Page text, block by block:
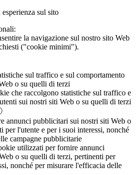
sul sito
la navigazione sul nostro sito Web
("cookie minimi").
sul traffico e sul comportamento
o su quelli di terzi
che raccolgono statistiche sul traffico e
sui nostri siti Web o su quelli di terzi
annunci pubblicitari sui nostri siti Web o
per l'utente e per i suoi interessi, nonché
campagne pubblicitarie
utilizzati per fornire annunci
o su quelli di terzi, pertinenti per
nonché per misurare l'efficacia delle